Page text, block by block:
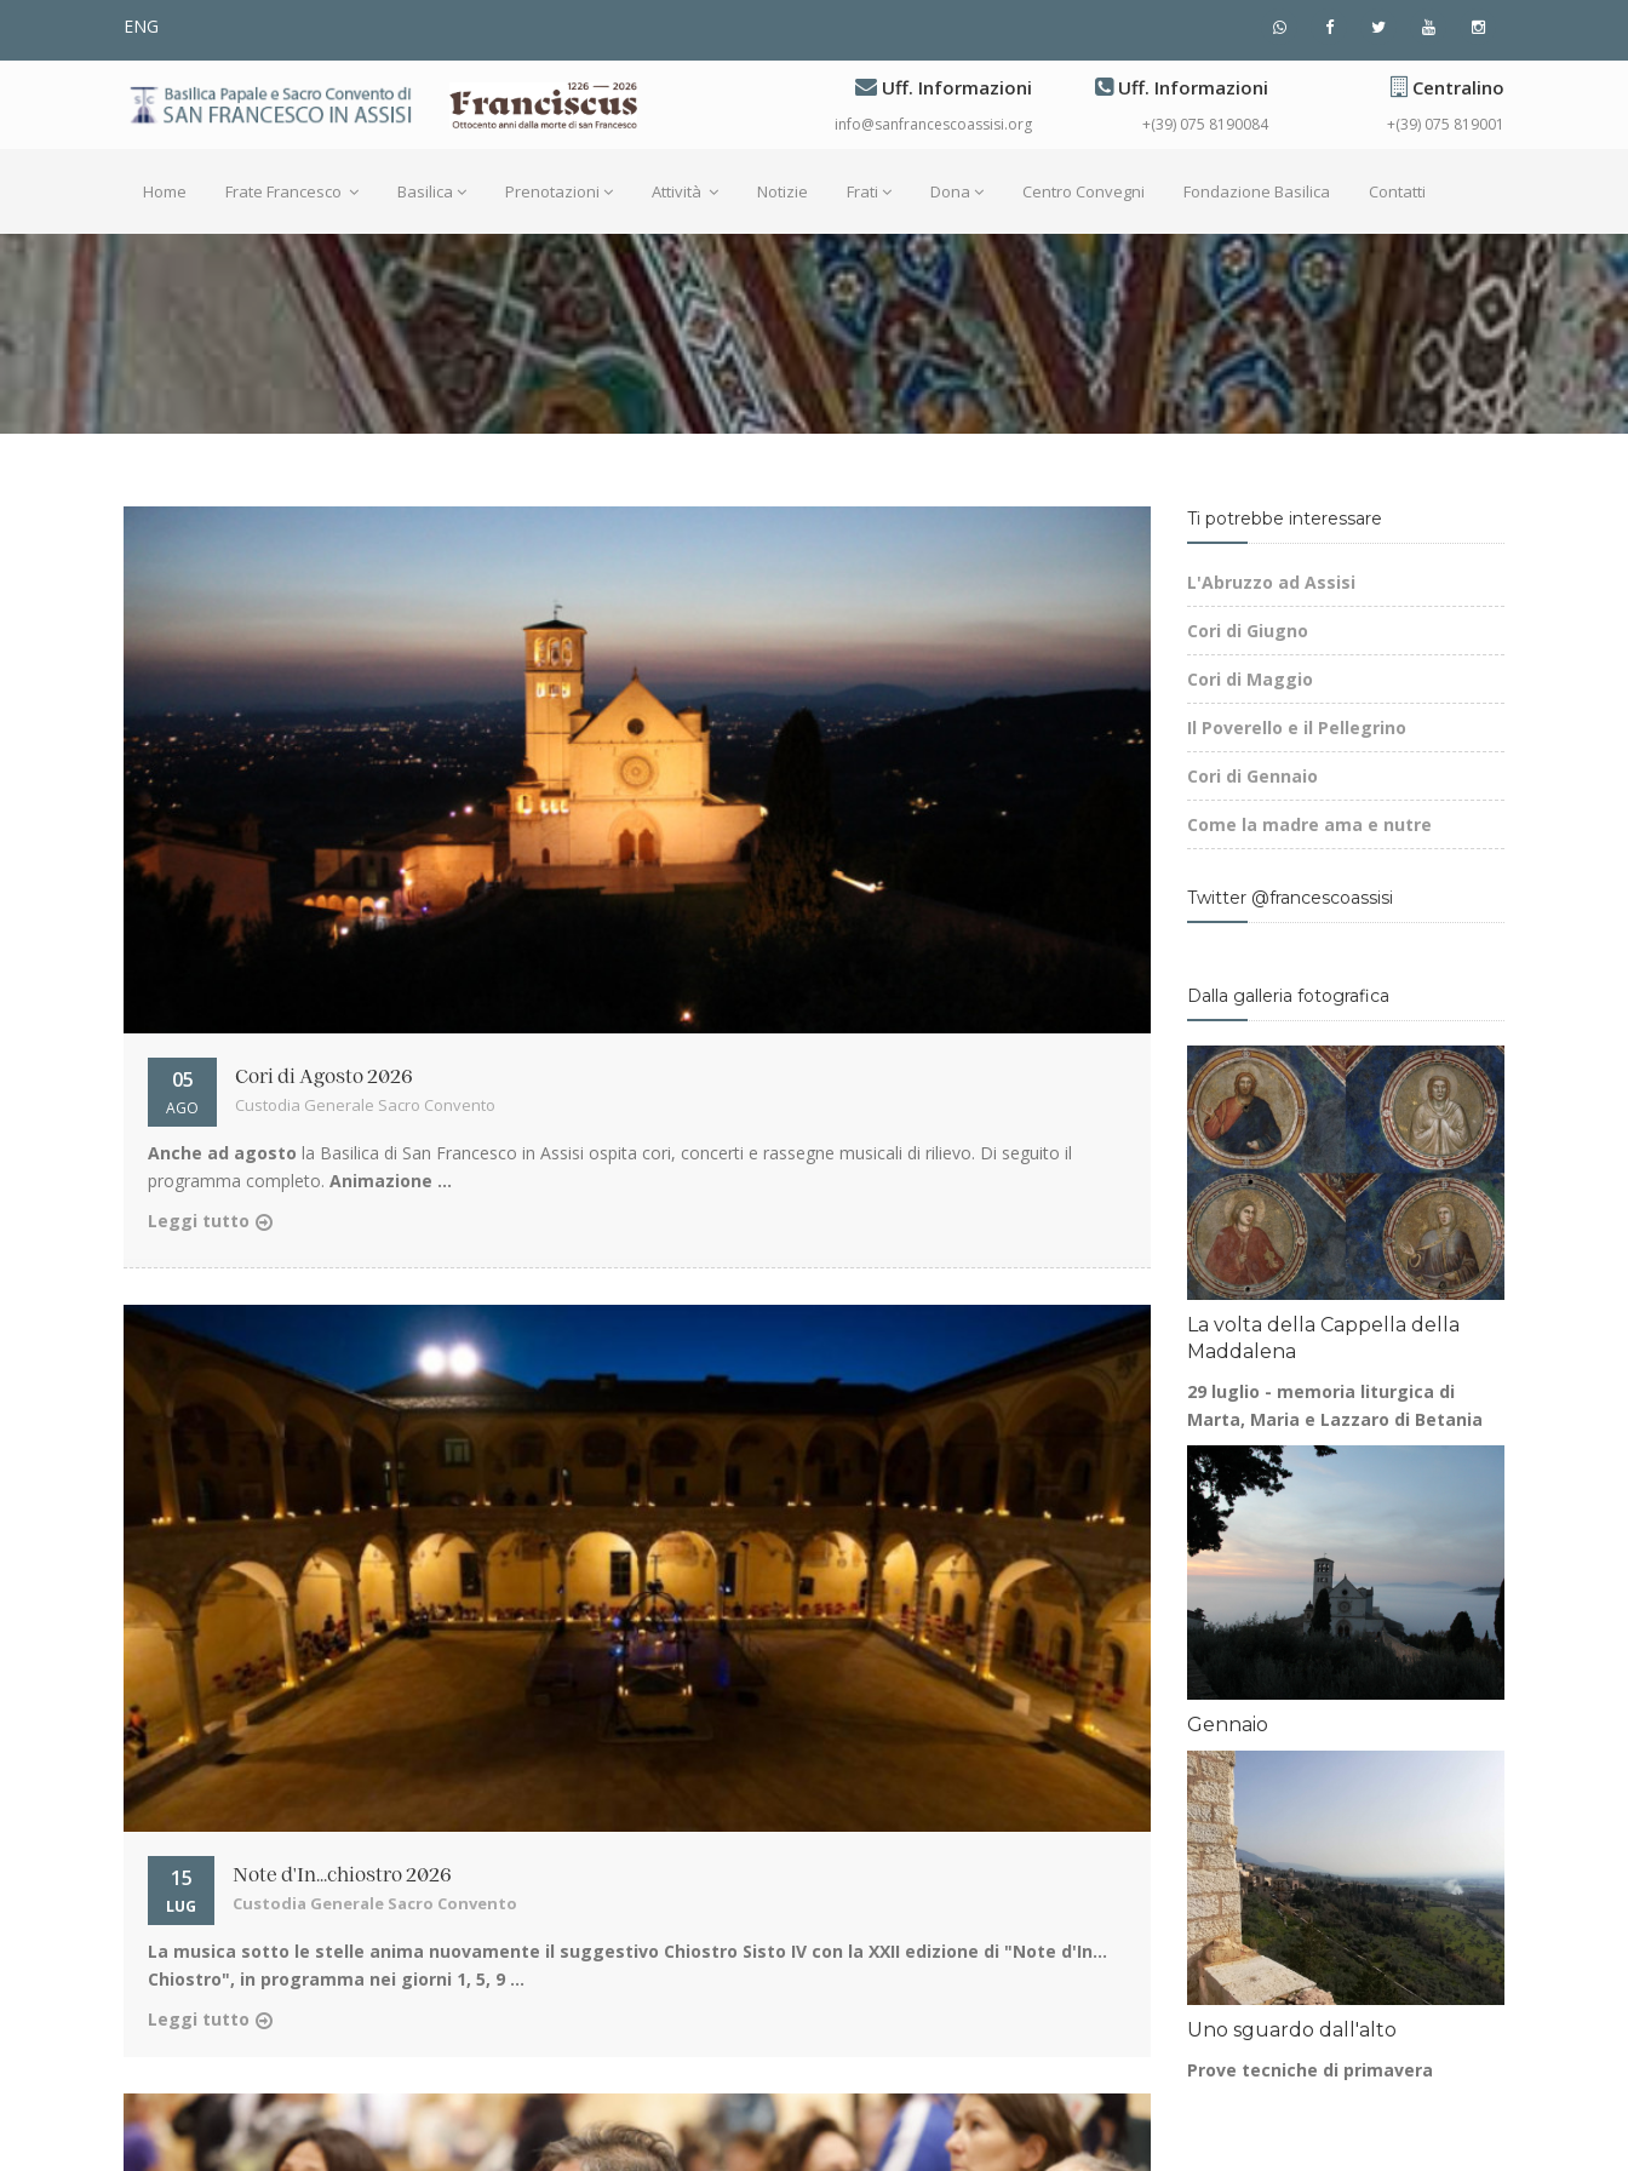
ENG
Uff. Informazioni
info@sanfrancescoassisi.org
Uff. Informazioni
+(39) 075 8190084
Centralino
+(39) 075 819001
Home Frate Francesco Basilica Prenotazioni Attività Notizie Frati Dona Centro Convegni Fondazione Basilica Contatti
05
AGO
Cori di Agosto 2026
Custodia Generale Sacro Convento
Anche ad agosto la Basilica di San Francesco in Assisi ospita cori, concerti e rassegne musicali di rilievo. Di seguito il
programma completo. Animazione ...
Leggi tutto
15
LUG
Note d'In...chiostro 2026
Custodia Generale Sacro Convento
La musica sotto le stelle anima nuovamente il suggestivo Chiostro Sisto IV con la XXII edizione di "Note d'In…
Chiostro", in programma nei giorni 1, 5, 9 ...
Leggi tutto
Ti potrebbe interessare
L'Abruzzo ad Assisi
Cori di Giugno
Cori di Maggio
Il Poverello e il Pellegrino
Cori di Gennaio
Come la madre ama e nutre
Twitter @francescoassisi
Dalla galleria fotografica
La volta della Cappella della
Maddalena
29 luglio - memoria liturgica di
Marta, Maria e Lazzaro di Betania
Gennaio
Uno sguardo dall'alto
Prove tecniche di primavera